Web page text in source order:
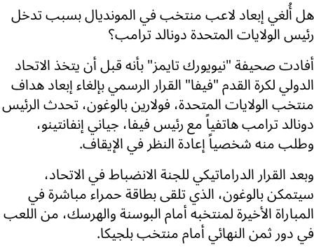
هل أُلغي إبعاد لاعب منتخب في المونديال بسبب تدخل
رئيس الولايات المتحدة دونالد ترامب؟
أفادت صحيفة "نيويورك تايمز" بأنه قبل أن يتخذ الاتحاد
الدولي لكرة القدم "فيفا" القرار الرسمي بإلغاء إبعاد هداف
منتخب الولايات المتحدة، فولارين بالوغون، تحدث الرئيس
دونالد ترامب هاتفياً مع رئيس فيفا، جياني إنفانتينو،
وطلب منه شخصياً إعادة النظر في الإيقاف.
وبعد القرار الدراماتيكي للجنة الانضباط في الاتحاد،
سيتمكن بالوغون، الذي تلقى بطاقة حمراء مباشرة في
المباراة الأخيرة لمنتخبه أمام البوسنة والهرسك، من اللعب
في دور ثمن النهائي أمام منتخب بلجيكا.